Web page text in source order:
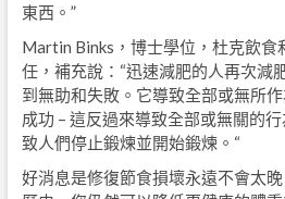
東西。”
Martin Binks，博士學位，杜克飲食
任，補充說：“迅速減肥的人再次減
到無助和失敗。它導致全部或無所
成功 – 這反過來導致全部或無關的
致人們停止鍛煉並開始鍛煉。“
好消息是修復節食損壞永遠不會太